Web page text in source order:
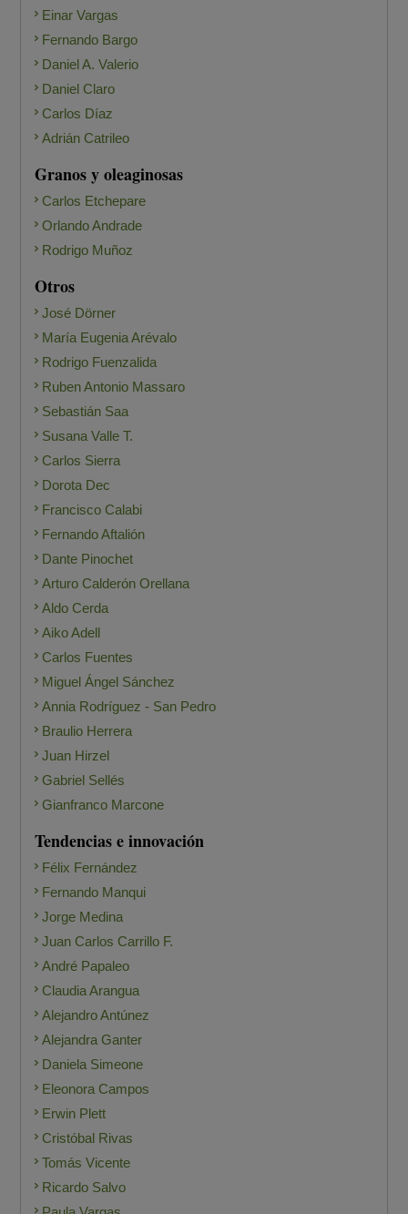
Einar Vargas
Fernando Bargo
Daniel A. Valerio
Daniel Claro
Carlos Díaz
Adrián Catrileo
Granos y oleaginosas
Carlos Etchepare
Orlando Andrade
Rodrigo Muñoz
Otros
José Dörner
María Eugenia Arévalo
Rodrigo Fuenzalida
Ruben Antonio Massaro
Sebastián Saa
Susana Valle T.
Carlos Sierra
Dorota Dec
Francisco Calabi
Fernando Aftalión
Dante Pinochet
Arturo Calderón Orellana
Aldo Cerda
Aiko Adell
Carlos Fuentes
Miguel Ángel Sánchez
Annia Rodríguez - San Pedro
Braulio Herrera
Juan Hirzel
Gabriel Sellés
Gianfranco Marcone
Tendencias e innovación
Félix Fernández
Fernando Manqui
Jorge Medina
Juan Carlos Carrillo F.
André Papaleo
Claudia Arangua
Alejandro Antúnez
Alejandra Ganter
Daniela Simeone
Eleonora Campos
Erwin Plett
Cristóbal Rivas
Tomás Vicente
Ricardo Salvo